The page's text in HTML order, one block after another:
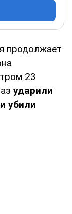
продолжает
23
ударили
убили